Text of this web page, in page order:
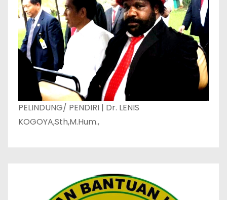
PELINDUNG/ PENDIRI | Dr. LENIS
KOGOYA,Sth,M.Hum.,